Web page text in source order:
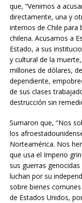
que, “Venimos a
directamente, una y
internos de Chile para
chilena. Acusamos a
Estado, a sus
y cultural de la
millones de dólares,
dependiente,
de sus clases
destrucción sin
Sumaron que, “Nos
los
Norteamérica. Nos
que usa el Imperio
sus guerras
luchan por su
sobre bienes
de Estados Unidos,